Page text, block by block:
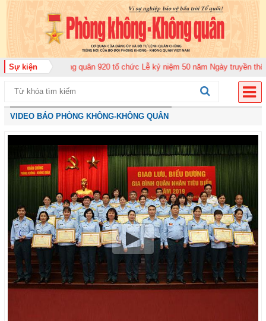
Sự kiện
Không quân 920 tổ chức Lễ kỷ niệm 50 năm Ngày truyền thống (12-11-
VIDEO BÁO PHÒNG KHÔNG-KHÔNG QUÂN